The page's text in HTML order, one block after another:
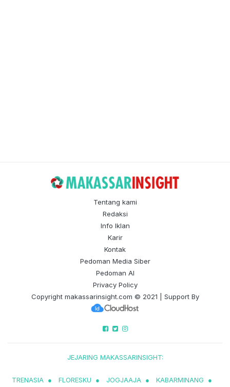
Tentang kami
Redaksi
Info Iklan
Karir
Kontak
Pedoman Media Siber
Pedoman AI
Privacy Policy
Copyright makassarinsight.com © 2021 | Support By
JEJARING MAKASSARINSIGHT:
TRENASIA ● FLORESKU ● JOGJAAJA ● KABARMINANG ●